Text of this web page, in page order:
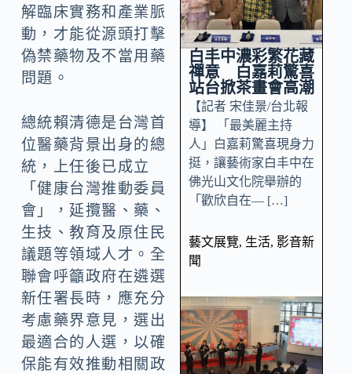
解臨床實務和產業脈
動，才能從源頭打擊
偽禁藥物及不當用藥
問題。
總統賴清德是台灣首
位醫藥背景出身的總
統，上任後已成立
「健康台灣推動委員
會」，延攬醫、藥、
生技、教育及原住民
議題等領域人才。全
聯會呼籲政府在遴選
新任署長時，應充分
考慮藥界意見，選出
最適合的人選，以確
保能有效推動相關政
白丰中濃彩繁花藏
禪意 白嘉莉驚喜
站台掀茶畫會高潮
【記者 宋佳景/台北報
導】 「最美麗主持
人」白嘉莉驚喜現身力
挺，讓藝術家白丰中在
佛光山文化院舉辦的
「歡欣自在— […]
藝文展覽, 生活, 影音新
聞